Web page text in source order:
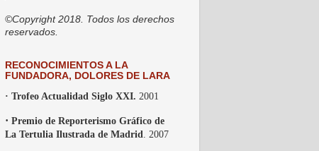
©Copyright 2018. Todos los derechos
reservados.
RECONOCIMIENTOS A LA
FUNDADORA, DOLORES DE LARA
· Trofeo Actualidad Siglo XXI. 2001
· Premio de Reporterismo Gráfico de
La Tertulia Ilustrada de Madrid . 2007